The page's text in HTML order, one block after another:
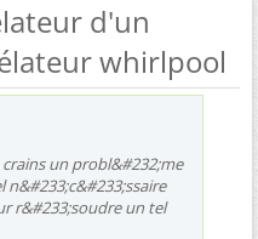
d'un
whirlpool
un probl&#232;me
r&#233;soudre un tel